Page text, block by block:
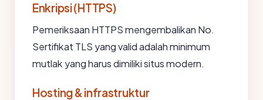
Enkripsi (HTTPS)
Pemeriksaan HTTPS mengembalikan No.
Sertifikat TLS yang valid adalah minimum
mutlak yang harus dimiliki situs modern.
Hosting & infrastruktur